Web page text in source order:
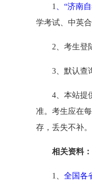
1 、“济南
学考试、中英
2、考生登陆
3、默认查询
4、本站提供
准。考生应在
存，丢失不补。
相关资料：
1、 全国各